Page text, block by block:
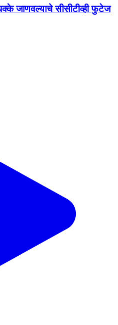
जाणवल्याचे सीसीटीव्ही फुटेज